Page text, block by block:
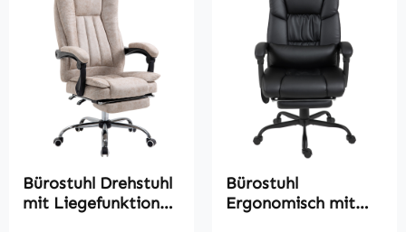
Bürostuhl Drehstuhl
mit Liegefunktion
Bürostuhl
Ergonomisch mit